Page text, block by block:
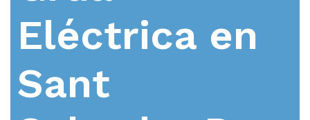
Eléctrica en
Sant